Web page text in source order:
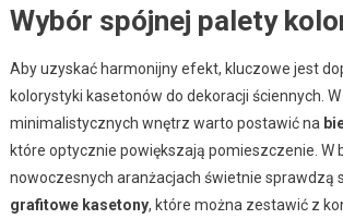
Wybór spójnej palety
Aby uzyskać harmonijny efekt, kluczowe jest
kolorystyki kasetonów do dekoracji ściennych.
minimalistycznych wnętrz warto postawić na
które optycznie powiększają pomieszczenie. W
nowoczesnych aranżacjach świetnie sprawdzą
grafitowe kasetony, które można zestawić z